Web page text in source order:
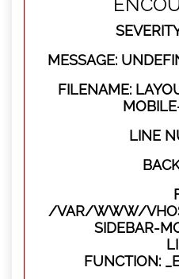
MESSAGE:
FILENAME:
LINE
/VAR/WWW/
SIDEBAR-
FUNCTION: